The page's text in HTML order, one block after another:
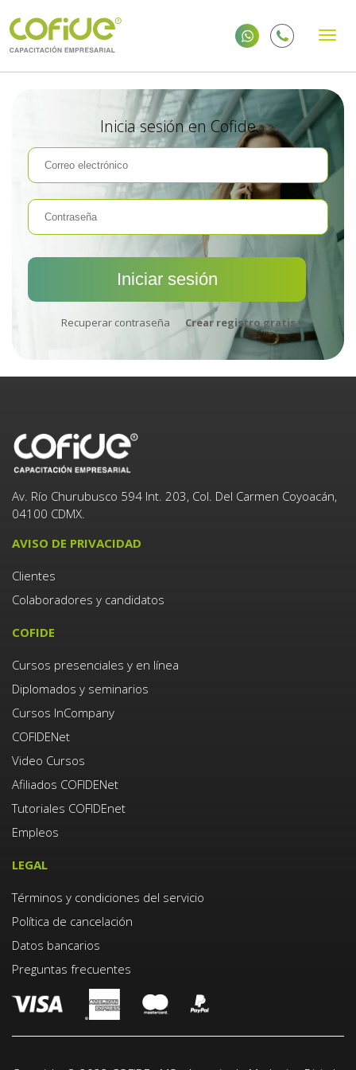
Inicia sesión en Cofide
Recuperar contraseña Crear registro gratis
Av. Río Churubusco 594 Int. 203, Col. Del Carmen Coyoacán,
04100 CDMX.
AVISO DE PRIVACIDAD
Clientes
Colaboradores y candidatos
COFIDE
Cursos presenciales y en línea
Diplomados y seminarios
Cursos InCompany
COFIDENet
Video Cursos
Afiliados COFIDENet
Tutoriales COFIDEnet
Empleos
LEGAL
Términos y condiciones del servicio
Política de cancelación
Datos bancarios
Preguntas frecuentes